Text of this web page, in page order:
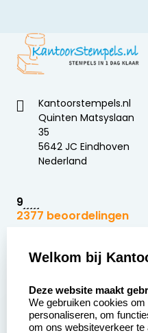
Kantoorstempels.nl
Quinten Matsyslaan
35
5642 JC Eindhoven
Nederland
9
2377 beoordelingen
Zakelijk:
Aanvraag op maat
Betaling &
Verzending
Welkom bij
Deze website maakt
We gebruiken cookies
personaliseren, om
om ons websiteverkeer